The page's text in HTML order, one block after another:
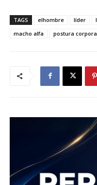
TAGS elhombre líder
macho alfa
postura